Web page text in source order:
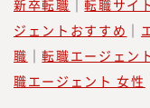
を展開してい
2022年7月に
き方やキャリ
らいワークス
新卒転職 ｜転職サイ
ジェントおすすめ ｜
職 ｜転職エージェン
職エージェント 女性